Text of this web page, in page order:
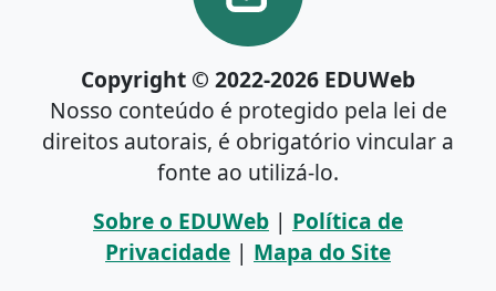
Copyright © 2022-2026 EDUWeb
Nosso conteúdo é protegido pela lei de
direitos autorais, é obrigatório vincular a
fonte ao utilizá-lo.
Sobre o EDUWeb | Política de
Privacidade | Mapa do Site